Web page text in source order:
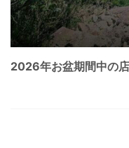
2026年お盆期間中の